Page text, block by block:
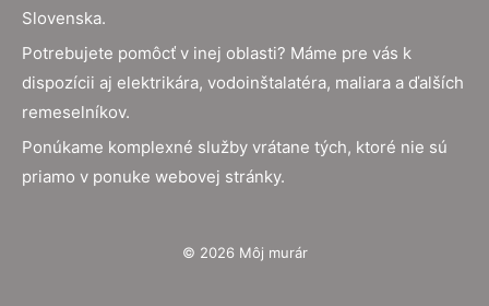
Slovenska.
Potrebujete pomôcť v inej oblasti? Máme pre vás k
dispozícii aj elektrikára, vodoinštalatéra, maliara a ďalších
remeselníkov.
Ponúkame komplexné služby vrátane tých, ktoré nie sú
priamo v ponuke webovej stránky.
© 2026 Môj murár